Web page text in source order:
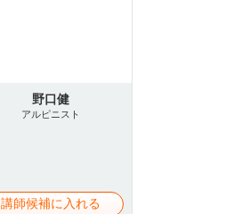
野口健
アルピニスト
講師候補に入れる